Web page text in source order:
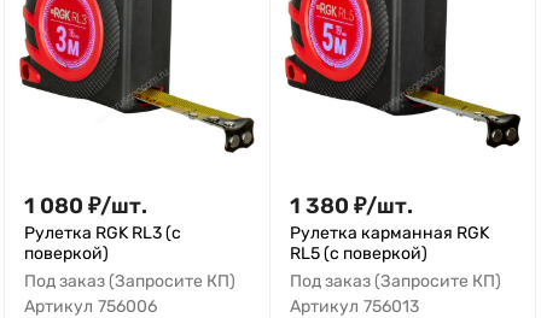
1 080 ₽/шт.
Рулетка RGK RL3 (с
поверкой)
Под заказ (Запросите КП)
Артикул 756006
1 380 ₽/шт.
Рулетка карманная RGK
RL5 (с поверкой)
Под заказ (Запросите КП)
Артикул 756013